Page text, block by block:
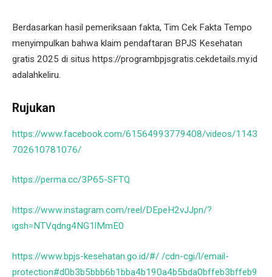
Berdasarkan hasil pemeriksaan fakta, Tim Cek Fakta Tempo
menyimpulkan bahwa klaim pendaftaran BPJS Kesehatan
gratis 2025 di situs https://programbpjsgratis.cekdetails.my.id
adalahkeliru.
Rujukan
https://www.facebook.com/61564993779408/videos/1143
702610781076/
https://perma.cc/3P65-SFTQ
https://www.instagram.com/reel/DEpeH2vJJpn/?
igsh=NTVqdng4NG1lMmE0
https://www.bpjs-kesehatan.go.id/#/ /cdn-cgi/l/email-
protection#d0b3b5bbb6b1bba4b190a4b5bda0bffeb3bffeb9